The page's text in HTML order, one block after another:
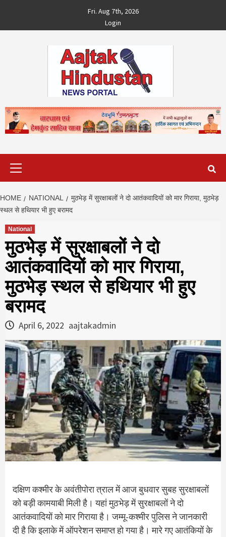
content
Fri. Aug 7th, 2026
Login
HOME NATIONAL
मुठभेड़ में सुरक्षाबलों ने दो आतंकवादियों को मार गिराया, मुठभेड़
स्थल से हथियार भी हुए बरामद
National
मुठभेड़ में सुरक्षाबलों ने दो
आतंकवादियों को मार गिराया,
मुठभेड़ स्थल से हथियार भी हुए
बरामद
April 6, 2022 aajtakadmin
दक्षिण कश्मीर के अवंतीपोरा त्राल में आज बुधवार सुबह सुरक्षाबलों
को बड़ी कामयाबी मिली है। यहां मुठभेड़ में सुरक्षाबलों ने दो
आतंकवादियों को मार गिराया है। जम्मू-कश्मीर पुलिस ने जानकारी
दी है कि इलाके में ऑपरेशन समाप्त हो गया है। मारे गए आतंकियों के